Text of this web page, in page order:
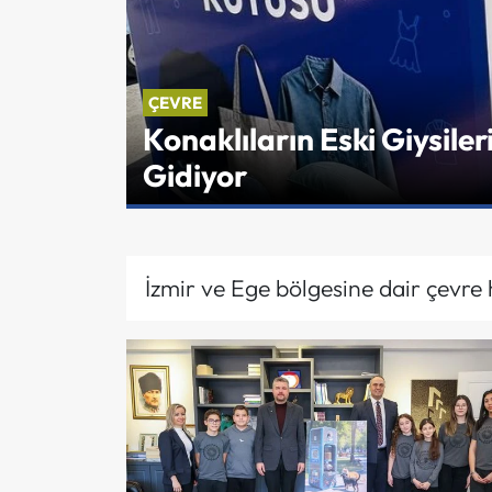
ÇEVRE
Konaklıların Eski
Gidiyor
İzmir ve Ege bölgesine dair